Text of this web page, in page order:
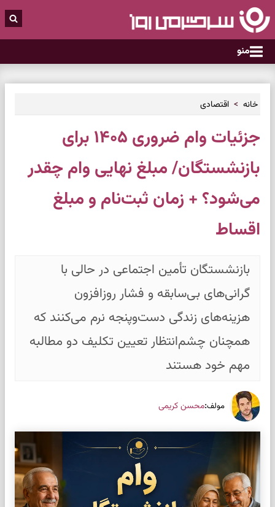
منو
خانه اقتصادی
جزئیات وام ضروری ۱۴۰۵ برای
بازنشستگان/ مبلغ نهایی وام چقدر
می‌شود؟ + زمان ثبت‌نام و مبلغ
اقساط
بازنشستگان تأمین اجتماعی در حالی با
گرانی‌های بی‌سابقه و فشار روزافزون
هزینه‌های زندگی دست‌وپنجه نرم می‌کنند که
همچنان چشم‌انتظار تعیین تکلیف دو مطالبه
مهم خود هستند
مولف:محسن کریمی